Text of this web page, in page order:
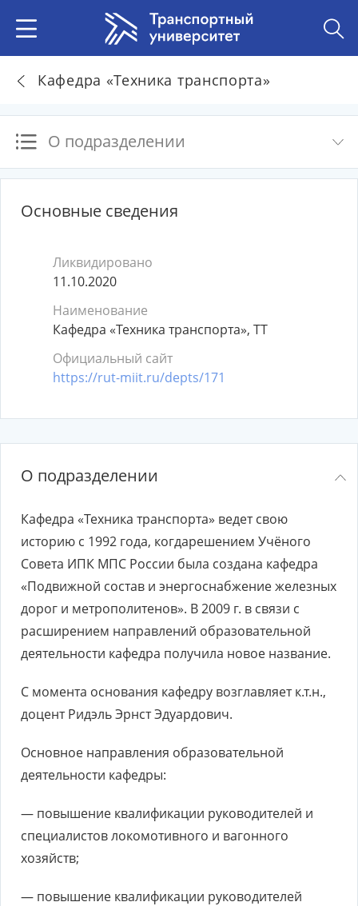
Кафедра «Техника транспорта»
О подразделении
Основные сведения
Ликвидировано
11.10.2020
Наименование
Кафедра «Техника транспорта», ТТ
Официальный сайт
https://rut-miit.ru/depts/171
О подразделении
Кафедра «Техника транспорта» ведет свою
историю с 1992 года, когдарешением Учёного
Совета ИПК МПС России была создана кафедра
«Подвижной состав и энергоснабжение железных
дорог и метрополитенов». В 2009 г. в связи с
расширением направлений образовательной
деятельности кафедра получила новое название.
С момента основания кафедру возглавляет к.т.н.,
доцент Ридэль Эрнст Эдуардович.
Основное направления образовательной
деятельности кафедры:
— повышение квалификации руководителей и
специалистов локомотивного и вагонного
хозяйств;
— повышение квалификации руководителей